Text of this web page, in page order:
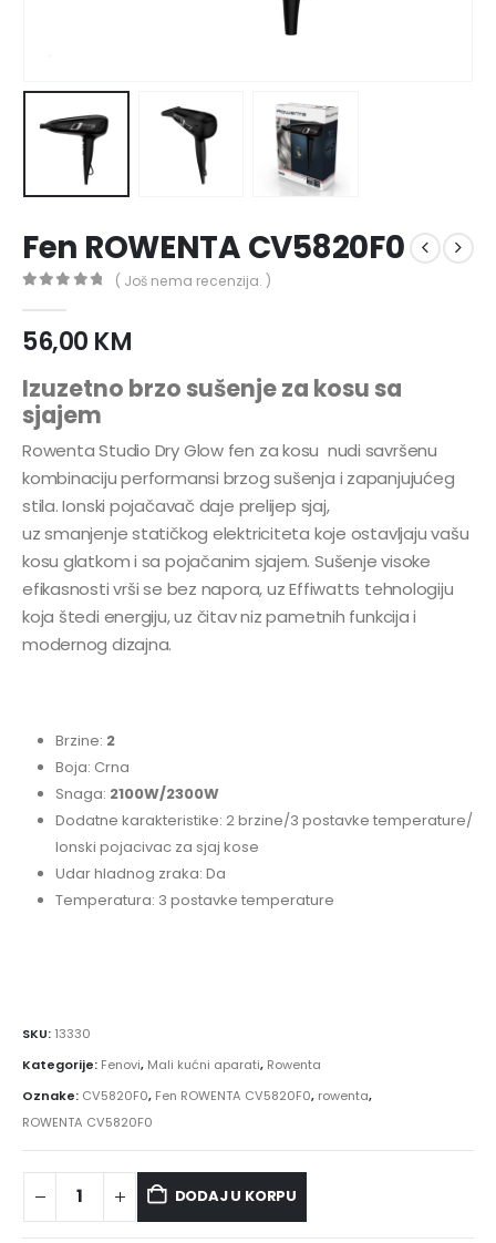
Fen ROWENTA CV5820F0
( Još nema recenzija. )
56,00 KM
Izuzetno brzo sušenje za kosu sa
sjajem
Rowenta Studio Dry Glow fen za kosu nudi savršenu
kombinaciju performansi brzog sušenja i zapanjujućeg
stila. Ionski pojačavač daje prelijep sjaj,
uz smanjenje statičkog elektriciteta koje ostavljaju vašu
kosu glatkom i sa pojačanim sjajem. Sušenje visoke
efikasnosti vrši se bez napora, uz Effiwatts tehnologiju
koja štedi energiju, uz čitav niz pametnih funkcija i
modernog dizajna.
Brzine: 2
Boja: Crna
Snaga: 2100W/2300W
Dodatne karakteristike: 2 brzine/3 postavke temperature/
Ionski pojacivac za sjaj kose
Udar hladnog zraka: Da
Temperatura: 3 postavke temperature
SKU: 13330
Kategorije: Fenovi, Mali kućni aparati, Rowenta
Oznake: CV5820F0, Fen ROWENTA CV5820F0, rowenta,
ROWENTA CV5820F0
DODAJ U KORPU